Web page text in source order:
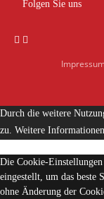
Folgen Sie uns
Durch die weitere
zu. Weitere Informationen
Die Cookie-
eingestellt, um das beste
ohne Änderung der